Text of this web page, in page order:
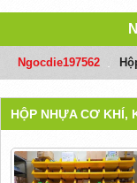
Ngocdie197562
HỘP NHỰA CƠ KHÍ,